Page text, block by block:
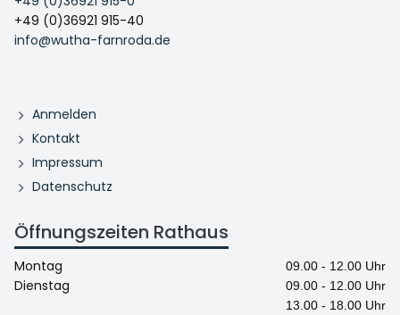
+49 (0)36921 915-40
info@wutha-farnroda.de
Anmelden
Kontakt
Impressum
Datenschutz
Öffnungszeiten Rathaus
Montag 09.00 - 12.00 Uhr
Dienstag
09.00 - 12.00 Uhr
13.00 - 18.00 Uhr